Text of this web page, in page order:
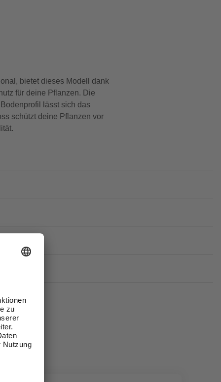
bietet dieses Modell dank
für deine Pflanzen. Die
lässt sich das
schützt deine Pflanzen vor